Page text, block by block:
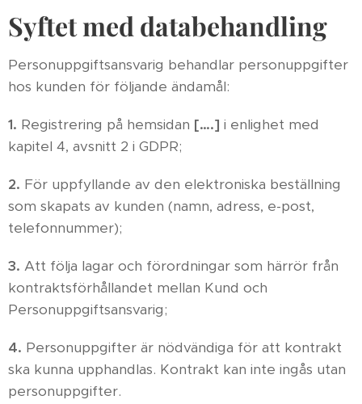
Syftet med databehandling
Personuppgiftsansvarig behandlar personuppgifter
hos kunden för följande ändamål:
1. Registrering på hemsidan [….] i enlighet med
kapitel 4, avsnitt 2 i GDPR;
2. För uppfyllande av den elektroniska beställning
som skapats av kunden (namn, adress, e-post,
telefonnummer);
3. Att följa lagar och förordningar som härrör från
kontraktsförhållandet mellan Kund och
Personuppgiftsansvarig;
4. Personuppgifter är nödvändiga för att kontrakt
ska kunna upphandlas. Kontrakt kan inte ingås utan
personuppgifter.